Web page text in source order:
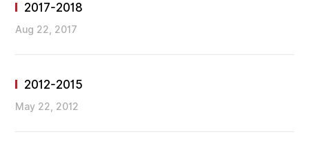
2017-2018
Aug 22, 2017
2012-2015
May 22, 2012